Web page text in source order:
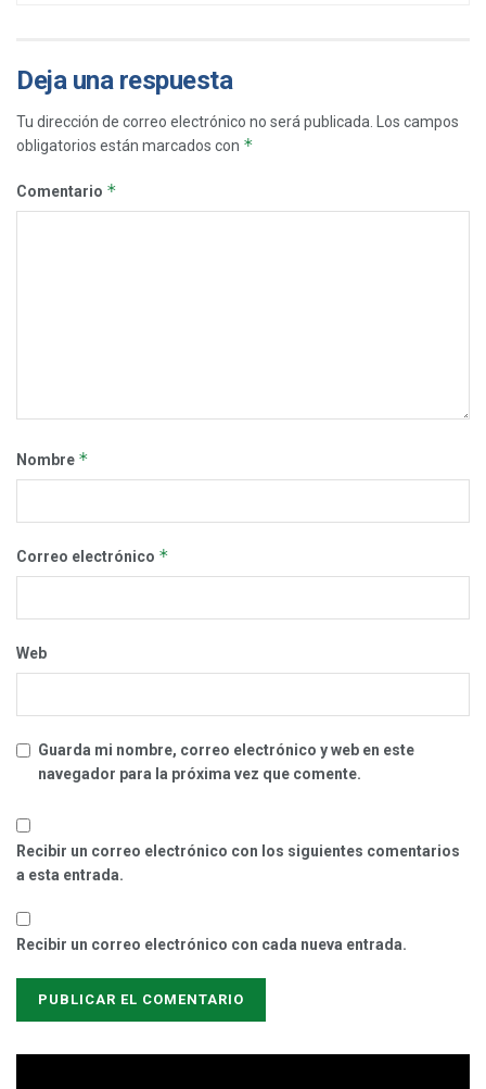
Deja una respuesta
Tu dirección de correo electrónico no será publicada.
Los campos
obligatorios están marcados con *
Comentario *
Nombre *
Correo electrónico *
Web
Guarda mi nombre, correo electrónico y web en este
navegador para la próxima vez que comente.
Recibir un correo electrónico con los siguientes comentarios
a esta entrada.
Recibir un correo electrónico con cada nueva entrada.